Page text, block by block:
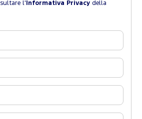
l' Informativa Privacy della